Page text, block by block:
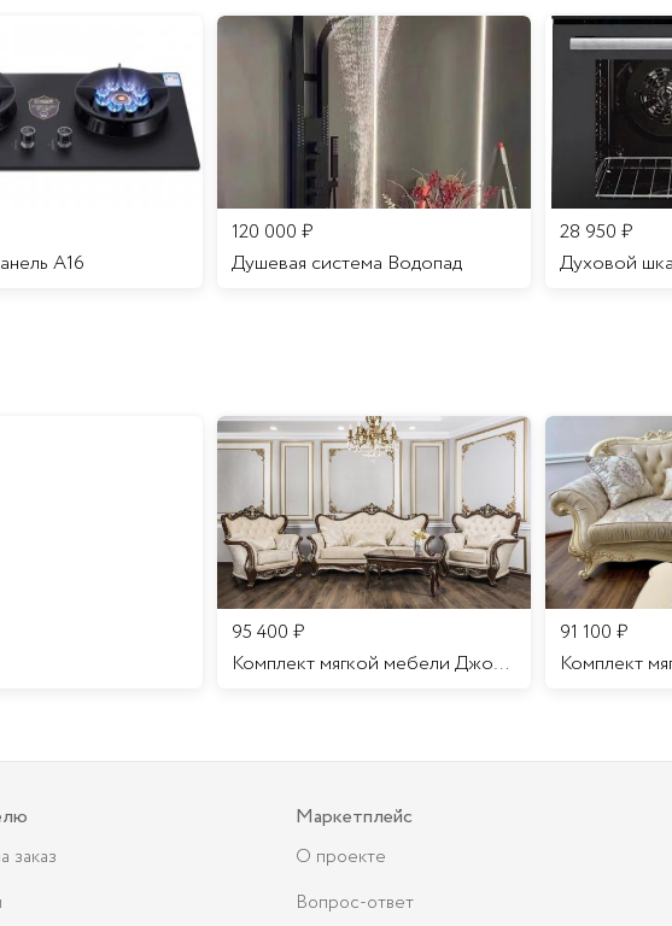
A16
120 000 ₽
Душевая система Водопад
28 950 ₽
95 400 ₽
Комплект мягкой мебели Джоконда
91 100 ₽
заказ
Маркетплейс
О проекте
Вопрос-ответ